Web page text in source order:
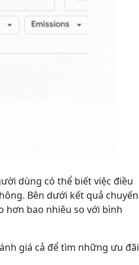
dùng có thể biết việc điều
Bên dưới kết quả chuyến
hơn bao nhiêu so với bình
giá cả để tìm những ưu đãi